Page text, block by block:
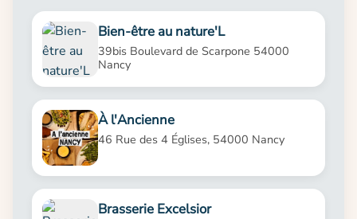
Bien-être au nature'L
39bis Boulevard de Scarpone 54000
Nancy
À l'Ancienne
46 Rue des 4 Églises, 54000 Nancy
Brasserie Excelsior